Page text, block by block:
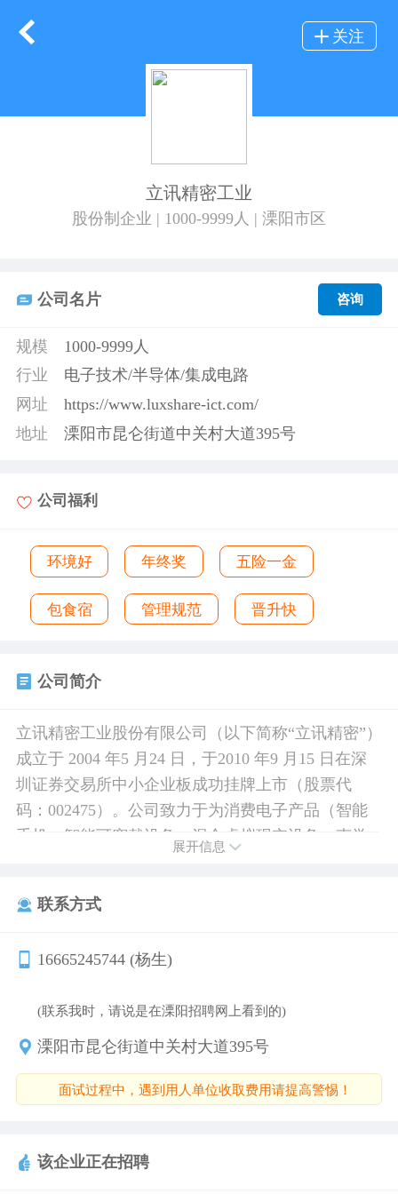
关注
立讯精密工业
股份制企业 | 1000-9999人 | 溧阳市区
公司名片 咨询
规模
1000-9999人
行业
电子技术/半导体/集成电路
网址
https://www.luxshare-ict.com/
地址
溧阳市昆仑街道中关村大道395号
公司福利
环境好 年终奖 五险一金
包食宿 管理规范 晋升快
公司简介
立讯精密工业股份有限公司（以下简称“立讯精密”）
成立于 2004 年5 月24 日，于2010 年9 月15 日在深
圳证券交易所中小企业板成功挂牌上市（股票代
码：002475）。公司致力于为消费电子产品（智能
手机、智能可穿戴设备、混合虚拟现实设备、声学
能座舱、智能驾驶等）以及企业通讯产品（高速互
波器等）提供从核心零部件、模组到系统组装的一
展开信息
联系方式
16665245744 (杨生)
(联系我时，请说是在溧阳招聘网上看到的)
溧阳市昆仑街道中关村大道395号
面试过程中，遇到用人单位收取费用请提高警惕！
该企业正在招聘